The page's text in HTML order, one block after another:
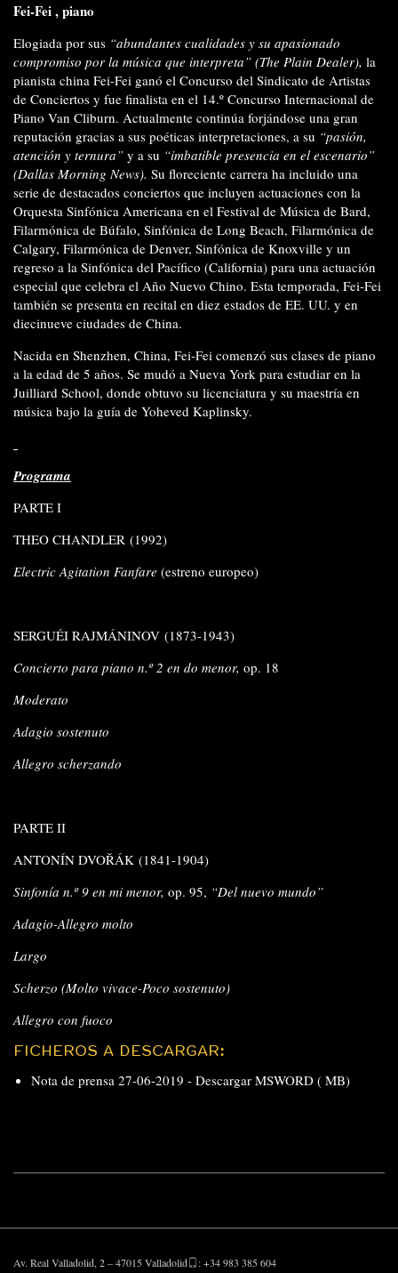
Fei-Fei , piano
Elogiada por sus “abundantes cualidades y su apa­sionado
compromiso por la música que interpreta” (The Plain Dealer), la
pianista china Fei-Fei ganó el Concurso del Sindicato de Artistas
de Concier­tos y fue finalista en el 14.º Concurso Internacio­nal de
Piano Van Cliburn. Actualmente continúa forjándose una gran
reputación gracias a sus poéticas interpretaciones, a su “pasión,
atención y ternura” y a su “imbatible presencia en el escenario”
(Dallas Morning News). Su floreciente carrera ha incluido una
serie de destacados con­ciertos que incluyen actuaciones con la
Orquesta Sinfónica America­na en el Festival de Música de Bard,
Filarmónica de Búfalo, Sinfónica de Long Beach, Filarmónica de
Calgary, Filarmónica de Denver, Sinfó­nica de Knoxville y un
regreso a la Sinfónica del Pacífico (California) para una actuación
especial que celebra el Año Nuevo Chino. Esta temporada, Fei-Fei
también se presenta en recital en diez estados de EE. UU. y en
diecinueve ciudades de China.
Nacida en Shenzhen, China, Fei-Fei comenzó sus clases de piano
a la edad de 5 años. Se mudó a Nueva York para estudiar en la
Juilliard School, donde obtuvo su licenciatura y su maestría en
música bajo la guía de Yoheved Kaplinsky.
Programa
PARTE I
THEO CHANDLER (1992)
Electric Agitation Fanfare (estreno europeo)
SERGUÉI RAJMÁNINOV (1873-1943)
Concierto para piano n.º 2 en do menor, op. 18
Moderato
Adagio sostenuto
Allegro scherzando
PARTE II
ANTONÍN DVOŘÁK (1841-1904)
Sinfonía n.º 9 en mi menor, op. 95, “Del nuevo mundo”
Adagio-Allegro molto
Largo
Scherzo (Molto vivace-Poco sostenuto)
Allegro con fuoco
FICHEROS A DESCARGAR:
Nota de prensa 27-06-2019 - Descargar MSWORD ( MB)
Av. Real Valladolid, 2 – 47015 Valladolid : +34 983 385 604